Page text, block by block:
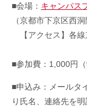
■会場： キャンパス
（京都市下京区西
【アクセス】各線
■参加費：1,000円（
■申込み：メールタ
り氏名、連絡先を明